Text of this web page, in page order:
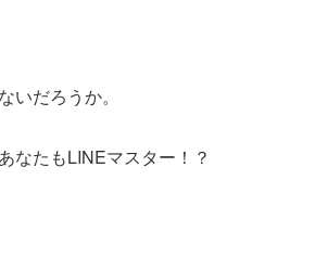
だろうか。
なたもLINEマスター！？